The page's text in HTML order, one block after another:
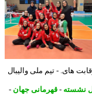
- تیم ملی والیبال
-قهرمانی جهان-